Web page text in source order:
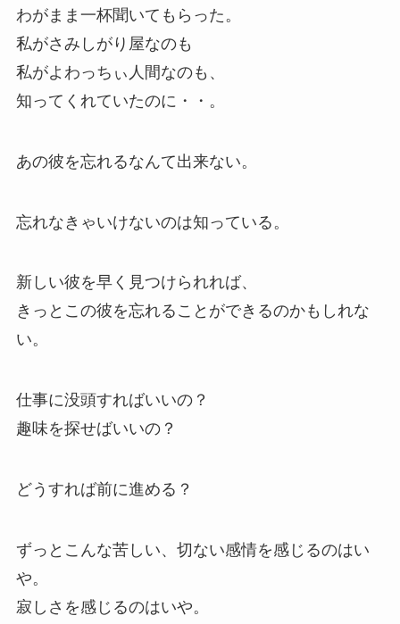
わがまま一杯聞いてもらった。
私がさみしがり屋なのも
私がよわっちぃ人間なのも、
知ってくれていたのに・・。
あの彼を忘れるなんて出来ない。
忘れなきゃいけないのは知っている。
新しい彼を早く見つけられれば、
きっとこの彼を忘れることができるのかもしれな
い。
仕事に没頭すればいいの？
趣味を探せばいいの？
どうすれば前に進める？
ずっとこんな苦しい、切ない感情を感じるのはい
や。
寂しさを感じるのはいや。